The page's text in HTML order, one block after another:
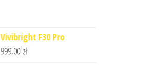
Vivibright F30 Pro
999,00 zł